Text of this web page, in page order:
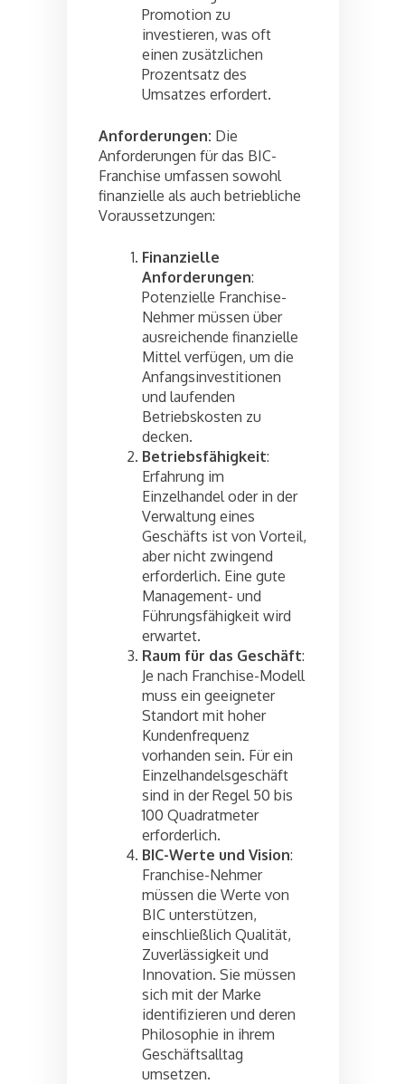
Promotion zu
investieren, was oft
einen zusätzlichen
Prozentsatz des
Umsatzes erfordert.
Anforderungen: Die
Anforderungen für das BIC-
Franchise umfassen sowohl
finanzielle als auch betriebliche
Voraussetzungen:
Finanzielle
Anforderungen:
Potenzielle Franchise-
Nehmer müssen über
ausreichende finanzielle
Mittel verfügen, um die
Anfangsinvestitionen
und laufenden
Betriebskosten zu
decken.
Betriebsfähigkeit:
Erfahrung im
Einzelhandel oder in der
Verwaltung eines
Geschäfts ist von Vorteil,
aber nicht zwingend
erforderlich. Eine gute
Management- und
Führungsfähigkeit wird
erwartet.
Raum für das Geschäft:
Je nach Franchise-Modell
muss ein geeigneter
Standort mit hoher
Kundenfrequenz
vorhanden sein. Für ein
Einzelhandelsgeschäft
sind in der Regel 50 bis
100 Quadratmeter
erforderlich.
BIC-Werte und Vision:
Franchise-Nehmer
müssen die Werte von
BIC unterstützen,
einschließlich Qualität,
Zuverlässigkeit und
Innovation. Sie müssen
sich mit der Marke
identifizieren und deren
Philosophie in ihrem
Geschäftsalltag
umsetzen.